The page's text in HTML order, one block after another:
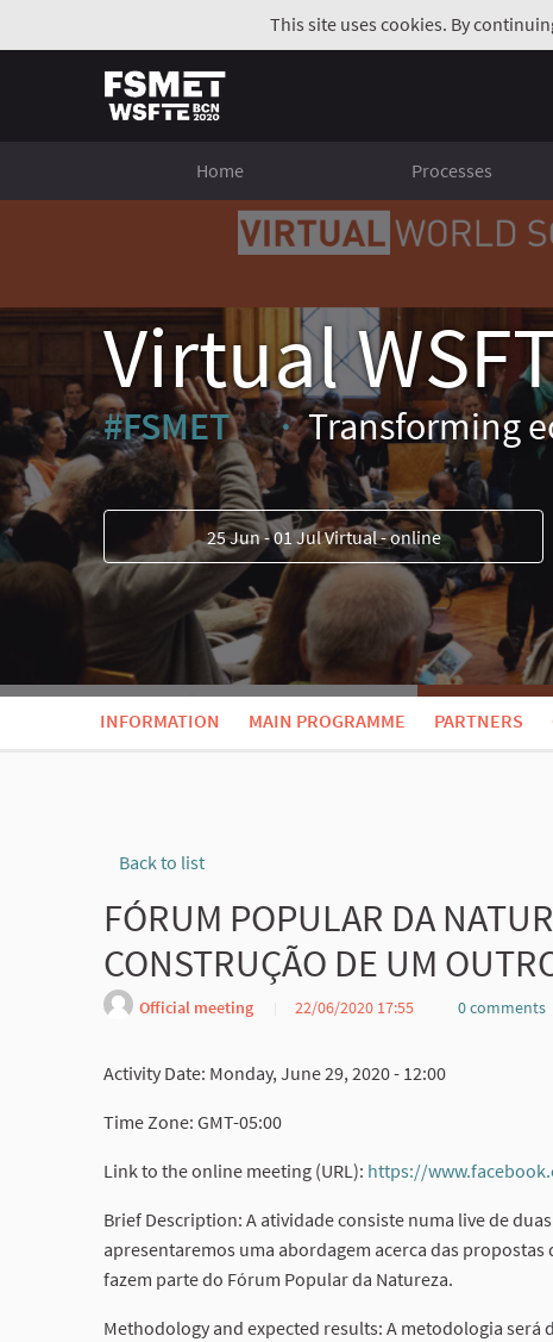
This site uses cookies. By
Home Processes
Virtual
#FSMET
(External link)
Transforming
25 Jun - 01 Jul Virtual - online
INFORMATION MAIN PROGRAMME PARTNERS
Back to list
FÓRUM POPULAR DA
CONSTRUÇÃO DE UM
Official meeting 22/06/2020 17:55 0 comments
Activity Date: Monday, June 29, 2020 - 12:00
Time Zone: GMT-05:00
Link to the online meeting (URL): https://
Brief Description: A atividade consiste numa live de
apresentaremos uma abordagem acerca das
fazem parte do Fórum Popular da Natureza.
Methodology and expected results: A metodologia será